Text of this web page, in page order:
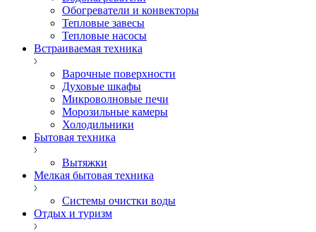
Обогреватели и конвекторы
Тепловые завесы
Тепловые насосы
Встраиваемая техника
Варочные поверхности
Духовые шкафы
Микроволновые печи
Морозильные камеры
Холодильники
Бытовая техника
Вытяжки
Мелкая бытовая техника
Системы очистки воды
Отдых и туризм